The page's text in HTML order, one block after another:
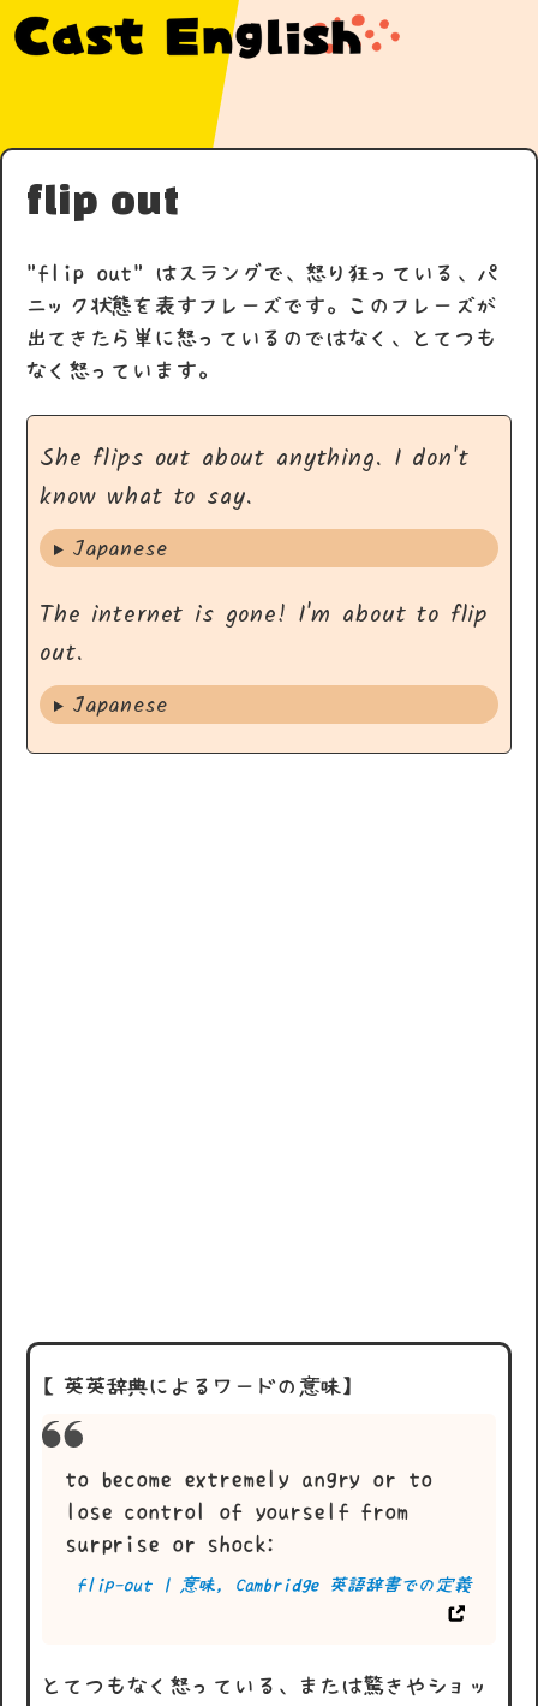
flip out
"flip out" はスラングで、怒り狂っている、パ
ニック状態を表すフレーズです。このフレーズが
出てきたら単に怒っているのではなく、とてつも
なく怒っています。
She flips out about anything. I don't
know what to say.
Japanese
The internet is gone! I'm about to flip
out.
Japanese
【英英辞典によるワードの意味】
to become extremely angry or to
lose control of yourself from
surprise or shock:
flip-out | 意味, Cambridge 英語辞書での定義
とてつもなく怒っている、または驚きやショッ